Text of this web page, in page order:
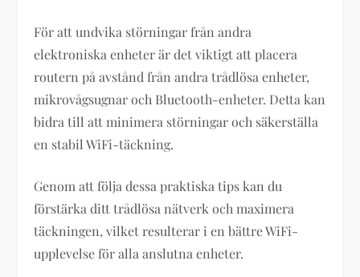
För att undvika störningar från andra
elektroniska enheter är det viktigt att placera
routern på avstånd från andra trådlösa enheter,
mikrovågsugnar och Bluetooth-enheter. Detta kan
bidra till att minimera störningar och säkerställa
en stabil WiFi-täckning.
Genom att följa dessa praktiska tips kan du
förstärka ditt trådlösa nätverk och maximera
täckningen, vilket resulterar i en bättre WiFi-
upplevelse för alla anslutna enheter.